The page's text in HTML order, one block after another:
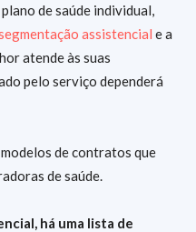
de saúde individual,
assistencial e a
atende às suas
pelo serviço dependerá
de contratos que
de saúde.
há uma lista de